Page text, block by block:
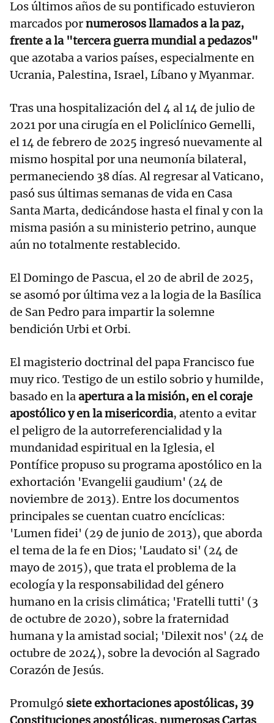
Los últimos años de su pontificado estuvieron
marcados pornumerosos llamados a la paz,
frente a la "tercera guerra mundial a pedazos"
que azotaba a varios países, especialmente en
Ucrania, Palestina, Israel, Líbano y Myanmar.
Tras una hospitalización del 4 al 14 de julio de
2021 por una cirugía en el Policlínico Gemelli,
el 14 de febrero de 2025 ingresó nuevamente al
mismo hospital por una neumonía bilateral,
permaneciendo 38 días. Al regresar al Vaticano,
pasó sus últimas semanas de vida en Casa
Santa Marta, dedicándose hasta el final y con la
misma pasión a su ministerio petrino, aunque
aún no totalmente restablecido.
El Domingo de Pascua, el 20 de abril de 2025,
se asomó por última vez a la logia de la Basílica
de San Pedro para impartir la solemne
bendición Urbi et Orbi.
El magisterio doctrinal del papa Francisco fue
muy rico. Testigo de un estilo sobrio y humilde,
basado en laapertura a la misión, en el coraje
apostólico y en la misericordia, atento a evitar
el peligro de la autorreferencialidad y la
mundanidad espiritual en la Iglesia, el
Pontífice propuso su programa apostólico en la
exhortación 'Evangelii gaudium' (24 de
noviembre de 2013). Entre los documentos
principales se cuentan cuatro encíclicas:
'Lumen fidei' (29 de junio de 2013), que aborda
el tema de la fe en Dios; 'Laudato si' (24 de
mayo de 2015), que trata el problema de la
ecología y la responsabilidad del género
humano en la crisis climática; 'Fratelli tutti' (3
de octubre de 2020), sobre la fraternidad
humana y la amistad social; 'Dilexit nos' (24 de
octubre de 2024), sobre la devoción al Sagrado
Corazón de Jesús.
Promulgó siete exhortaciones apostólicas, 39